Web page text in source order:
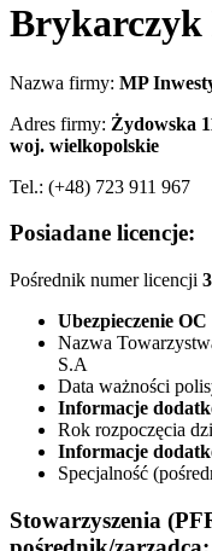
Nazwa firmy: MP
Adres firmy: Żydowska
woj. wielkopolskie
Tel.: (+48) 723 911 967
Posiadane licencje:
Pośrednik numer licencji
Ubezpieczenie OC
Nazwa
S.A
Data ważności
Informacje
Rok rozpoczęcia
Informacje
Specjalność
Stowarzyszenia